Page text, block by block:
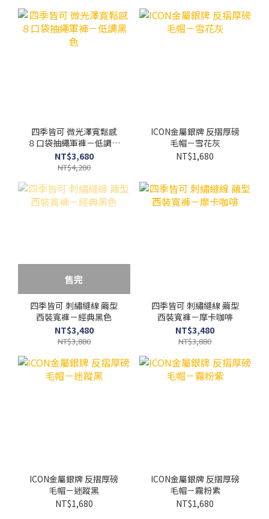
四季皆可 微光澤寬鬆感
８口袋抽繩軍褲－低調黑
色
NT$3,680
NT$4,280
ICON金屬銀牌 反摺厚磅
毛帽－雪花灰
NT$1,680
售完
四季皆可 刺繡縫線 繭型
西裝寬褲－經典黑色
NT$3,480
NT$3,880
四季皆可 刺繡縫線 繭型
西裝寬褲－摩卡咖啡
NT$3,480
NT$3,880
ICON金屬銀牌 反摺厚磅
毛帽－迷蹤黑
NT$1,680
ICON金屬銀牌 反摺厚磅
毛帽－霧粉紫
NT$1,680